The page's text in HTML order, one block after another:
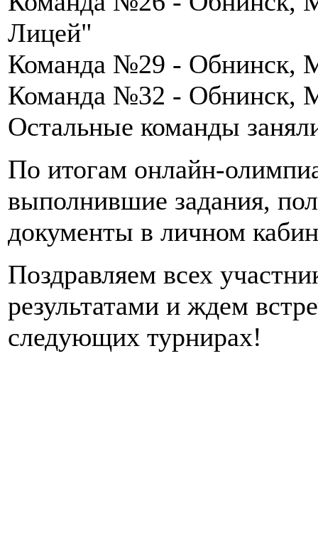
Лицей"
Команда №29 -
Команда №32 -
Остальные команды
По итогам онлайн-
выполнившие задания,
документы в личном
Поздравляем всех
результатами и ждем
следующих турнирах!